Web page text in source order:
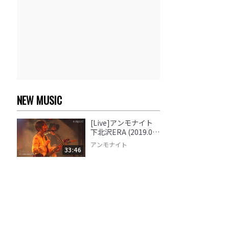
NEW MUSIC
33:46
[Live]アンモナイト
下北沢ERA (2019.01.
28)
アンモナイト